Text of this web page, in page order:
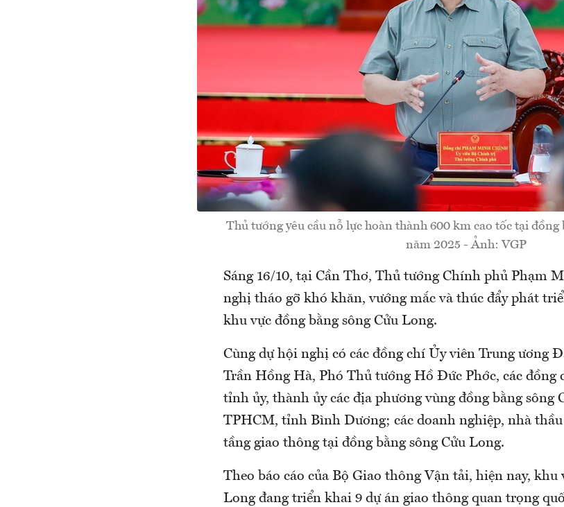
Thủ tướng yêu cầu nỗ lực hoàn thành 600 km cao tốc tại
năm 2025 - Ảnh: VGP
Sáng 16/10, tại Cần Thơ, Thủ tướng Chính phủ Phạm
nghị tháo gỡ khó khăn, vướng mắc và thúc đẩy phát
khu vực đồng bằng sông Cửu Long.
Cùng dự hội nghị có các đồng chí Ủy viên Trung ương
Trần Hồng Hà, Phó Thủ tướng Hồ Đức Phớc, các đồng
tỉnh ủy, thành ủy các địa phương vùng đồng bằng sông
TPHCM, tỉnh Bình Dương; các doanh nghiệp, nhà
tầng giao thông tại đồng bằng sông Cửu Long.
Theo báo cáo của Bộ Giao thông Vận tải, hiện nay, khu
Long đang triển khai 9 dự án giao thông quan trọng